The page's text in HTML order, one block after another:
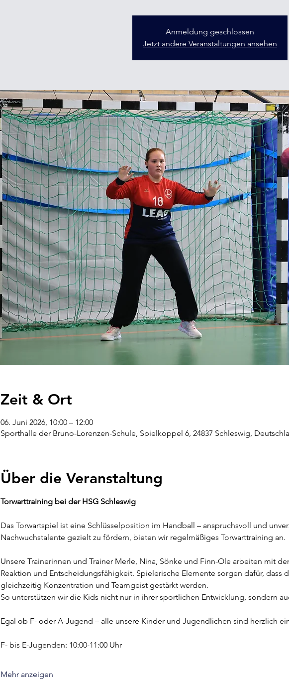
Anmeldung geschlossen
Jetzt andere Veranstaltungen ansehen
Zeit & Ort
06. Juni 2026, 10:00 – 12:00
Sporthalle der Bruno-Lorenzen-Schule, Spielkoppel 6, 24837 Schleswig,
Über die Veranstaltung
Torwarttraining bei der HSG Schleswig
Das Torwartspiel ist eine Schlüsselposition im Handball – anspruchsvoll und
Nachwuchstalente gezielt zu fördern, bieten wir regelmäßiges Torwarttraining an.
Unsere Trainerinnen und Trainer Merle, Nina, Sönke und Finn-Ole arbeiten mit
Reaktion und Entscheidungsfähigkeit. Spielerische Elemente sorgen dafür, dass
gleichzeitig Konzentration und Teamgeist gestärkt werden.
So unterstützen wir die Kids nicht nur in ihrer sportlichen Entwicklung, sondern
Egal ob F- oder A-Jugend – alle unsere Kinder und Jugendlichen sind herzlich
F- bis E-Jugenden: 10:00-11:00 Uhr
Mehr anzeigen